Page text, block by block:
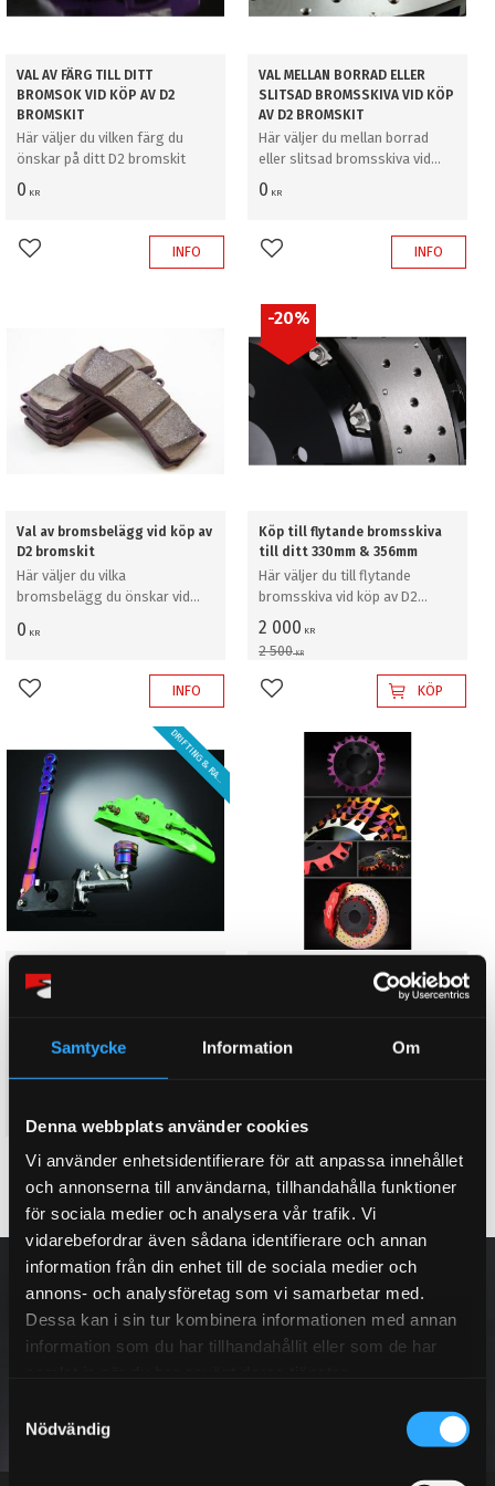
Samtycke Information Om
Denna webbplats använder cookies
Vi använder enhetsidentifierare för att anpassa innehållet
och annonserna till användarna, tillhandahålla funktioner
för sociala medier och analysera vår trafik. Vi
vidarebefordrar även sådana identifierare och annan
information från din enhet till de sociala medier och
annons- och analysföretag som vi samarbetar med.
Dessa kan i sin tur kombinera informationen med annan
information som du har tillhandahållit eller som de har
Nödvändig
VAL AV FÄRG TILL DITT
BROMSOK VID KÖP AV D2
BROMSKIT
Här väljer du vilken färg du
önskar på ditt D2 bromskit
0 KR
Lägg till i favoriterINFO
VAL MELLAN BORRAD ELLER
SLITSAD BROMSSKIVA VID KÖP
AV D2 BROMSKIT
Här väljer du mellan borrad
eller slitsad bromsskiva vid
köp av D2 bromskit
0 KR
Lägg till i favoriterINFO
Val av bromsbelägg vid köp av
D2 bromskit
Här väljer du vilka
bromsbelägg du önskar vid
0 KR
Lägg till i favoriterINFO
Köp till flytande bromsskiva
till ditt 330mm & 356mm
Här väljer du till flytande
bromsskiva vid köp av D2
bromskit
2 000 KR
2 500KR
20%
Lägg till i favoriterKÖP
Tillägg för "Dual Fuel"
bromsok vid köp att ett D2
fuel bromsok bak, med två
separata hydraulik kretsar
D
R
I
F
T
I
N
G
&
R
A
L
L
Y
!
Lägg till i favoriter KÖP
Köp till dubbelfärg på bell
house vid köp av ett nytt D2
Twin colour bell house, 3D
Lägg till i favoriter INFO
NYHETSBREV